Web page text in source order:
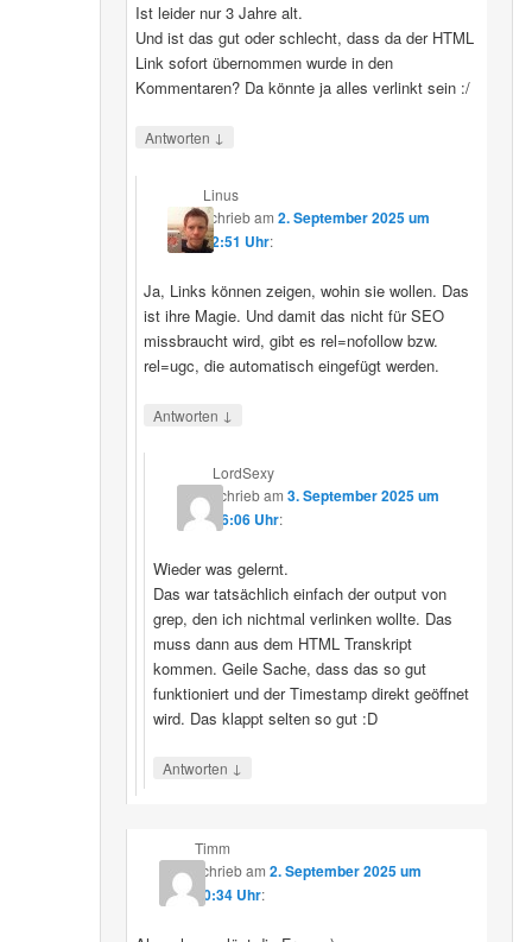
Ist leider nur 3 Jahre alt.
Und ist das gut oder schlecht, dass da der HTML
Link sofort übernommen wurde in den
Kommentaren? Da könnte ja alles verlinkt sein :/
Antworten ↓
Linus
schriebam2. September 2025 um
12:51 Uhr:
Ja, Links können zeigen, wohin sie wollen. Das
ist ihre Magie. Und damit das nicht für SEO
missbraucht wird, gibt es rel=nofollow bzw.
rel=ugc, die automatisch eingefügt werden.
Antworten ↓
LordSexy
schriebam 3. September 2025 um
16:06 Uhr:
Wieder was gelernt.
Das war tatsächlich einfach der output von
grep, den ich nichtmal verlinken wollte. Das
muss dann aus dem HTML Transkript
kommen. Geile Sache, dass das so gut
funktioniert und der Timestamp direkt geöffnet
wird. Das klappt selten so gut :D
Antworten ↓
Timm
schriebam 2. September 2025 um
10:34 Uhr: